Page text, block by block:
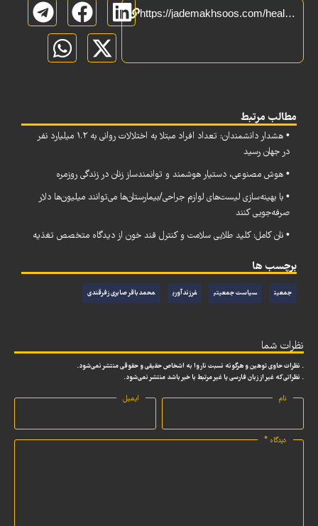
https://jademakhsoos.com/health/%D9%87%D8%B4%D8%AF%D8%A7%D8%B1-%D8%AC%D8%AF%DB%8C-%D9%BE%D8%A7%D8%AF%D8%A7%D8%B4-%D9%81%D8%B1%D8%B2%D9%86%D8%AF%D8%A2%D9%88%D8%B1%DB%8C%D8%8C-%D8%B9%D8%A7%D9%85%D9%84-%D8%A7%D8%B5%D9%84%DB%8C-%D8%A7/
مطالب مرتبط
• هشدار دانشمندان: تعداد افراد مبتلا به اختلالات روانی به ۱.۲ میلیارد نفر
در جهان رسید
• هوش مصنوعی، دستیار هوشمند و توانمندساز زنان در زندگی روزمره
• با بهینه‌سازی لیست‌های لوازم جراحی/بیمارستان‌ها می‌توانند میلیون‌ها دلار
صرفه‌جویی کنند
• نان کامل: کلید طلایی سلامت و کنترل قند خون از دیدگاه متخصص تغذیه
برچسب ها
جمعیت سیاست جمعیتی فرزندآوری محمدباقر صابری زفرقندی
نظرات شما
. نظرات حاوی توهین و هرگونه نسبت ناروا به اشخاص حقیقی و حقوقی منتشر نمی‌شود.
. نظراتی که غیر از زبان فارسی یا غیر مرتبط با خبر باشد منتشر نمی‌شود.
دیدگاه *
نام ایمیل